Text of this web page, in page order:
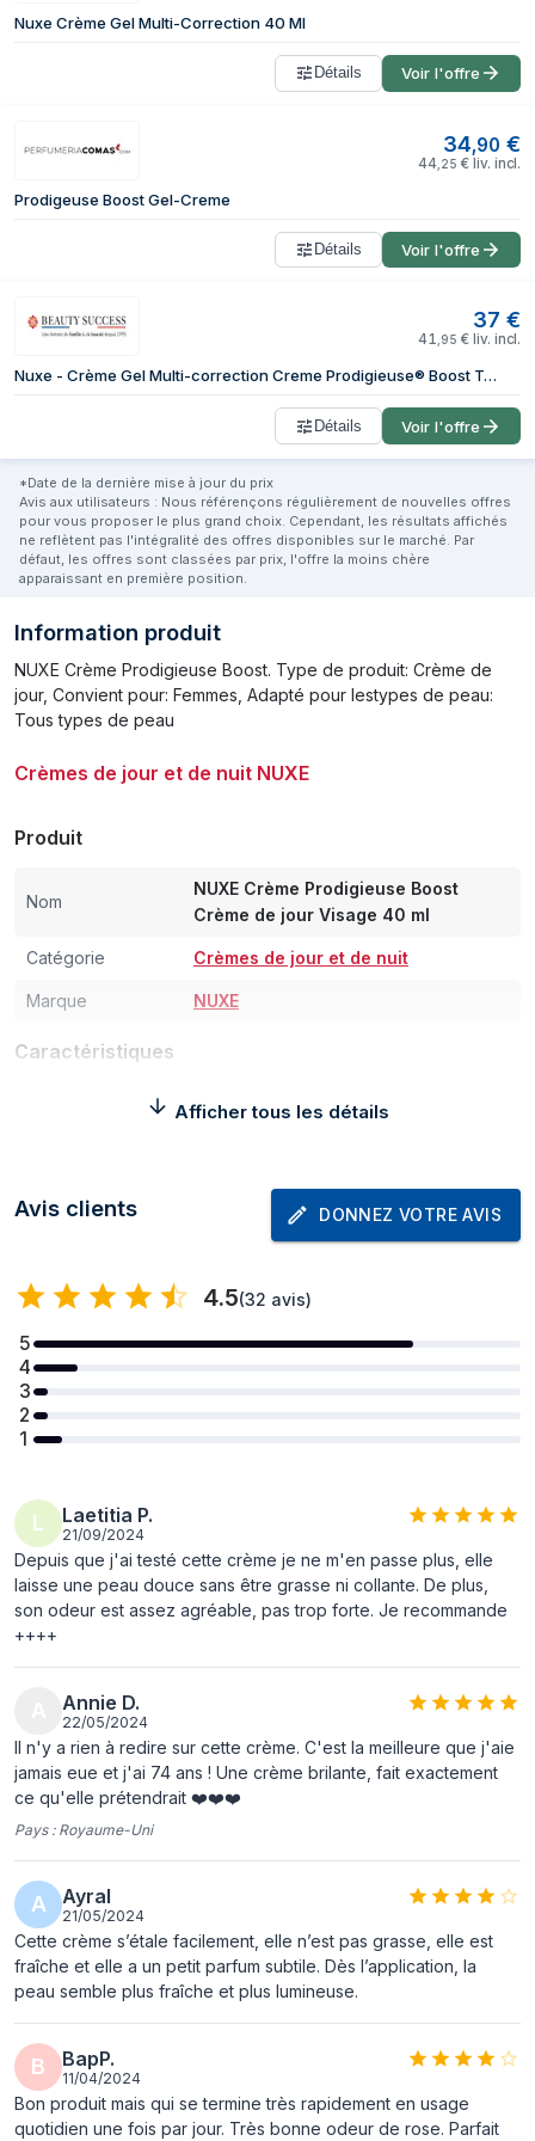
Nuxe Crème Gel Multi-Correction 40 Ml
Détails Voir l'offre
34,90 €
44, 25 € liv. incl.
Prodigeuse Boost Gel-Creme
Détails Voir l'offre
37 €
41 95 € liv. incl.
Nuxe - Crème Gel Multi-correction Creme Prodigieuse® Boost Tube Pompe 40 Ml
Détails Voir l'offre
*Date de la dernière mise à jour du prix
Avis aux utilisateurs : Nous référençons régulièrement de nouvelles offres
pour vous proposer le plus grand choix. Cependant, les résultats affichés
ne reflètent pas l'intégralité des offres disponibles sur le marché. Par
défaut, les offres sont classées par prix, l'offre la moins chère
apparaissant en première position.
Information produit
NUXE Crème Prodigieuse Boost. Type de produit: Crème de
jour, Convient pour: Femmes, Adapté pour lestypes de peau:
Tous types de peau
Crèmes de jour et de nuit NUXE
Produit
Nom
NUXE Crème Prodigieuse Boost
Crème de jour Visage 40 ml
Catégorie Crèmes de jour et de nuit
Marque NUXE
Caractéristiques
Type de produit Crème de jour
lestypes de peau
Tous types de peau
Effet du soin de la
Anti-âge, Anti-rides, Lissage,
Volume
Type de
distributeur
constitutifs
Jasmin, Huile de macadamia
Parfumé Oui
Parfum Floral
Protection solaire
Ingrédients
DENAT., GLYCERIN, HYDROGENATED
MACADAMIA INTEGRIFOLIA SEED OIL,
DICAPRYLYL ETHER, DIMETHICONE,
C20-22 ALKYL PHOSPHATE, C20-22
GLYCERIDES, TOCOPHEROL,
ETHYLHEXYLGLYCERIN, SODIUM
STEAROYL GLUTAMATE, RIBOSE,
SODIUM GLUCONATE, SODIUM
HYDROXIDE, BUTYLENE GLYCOL,
GELLAN GUM, PENTYLENE GLYCOL,
FLOWER EXTRACT, SODIUM
HYALURONATE, FAEX EXTRACT/YEAST
Afficher tous les détails
Avis clients DONNEZ VOTRE AVIS
4.5(32 avis)
5
4
3
2
1
L Laetitia P.
21/09/2024
Depuis que j'ai testé cette crème je ne m'en passe plus, elle
laisse une peau douce sans être grasse ni collante. De plus,
son odeur est assez agréable, pas trop forte. Je recommande
++++
Annie D.
22/05/2024
Il n'y a rien à redire sur cette crème. C'est la meilleure que j'aie
jamais eue et j'ai 74 ans ! Une crème brilante, fait exactement
ce qu'elle prétendrait ❤️❤️❤️
Pays : Royaume-Uni
A Ayral
21/05/2024
Cette crème s’étale facilement, elle n’est pas grasse, elle est
fraîche et elle a un petit parfum subtile. Dès l’application, la
peau semble plus fraîche et plus lumineuse.
B BapP.
11/04/2024
Bon produit mais qui se termine très rapidement en usage
quotidien une fois par jour. Très bonne odeur de rose. Parfait